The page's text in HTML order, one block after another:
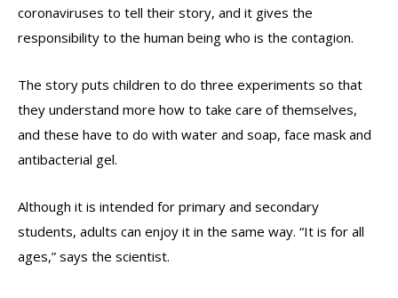
coronaviruses to tell their story, and it gives the
responsibility to the human being who is the contagion.
The story puts children to do three experiments so that
they understand more how to take care of themselves,
and these have to do with water and soap, face mask and
antibacterial gel.
Although it is intended for primary and secondary
students, adults can enjoy it in the same way. “It is for all
ages,” says the scientist.